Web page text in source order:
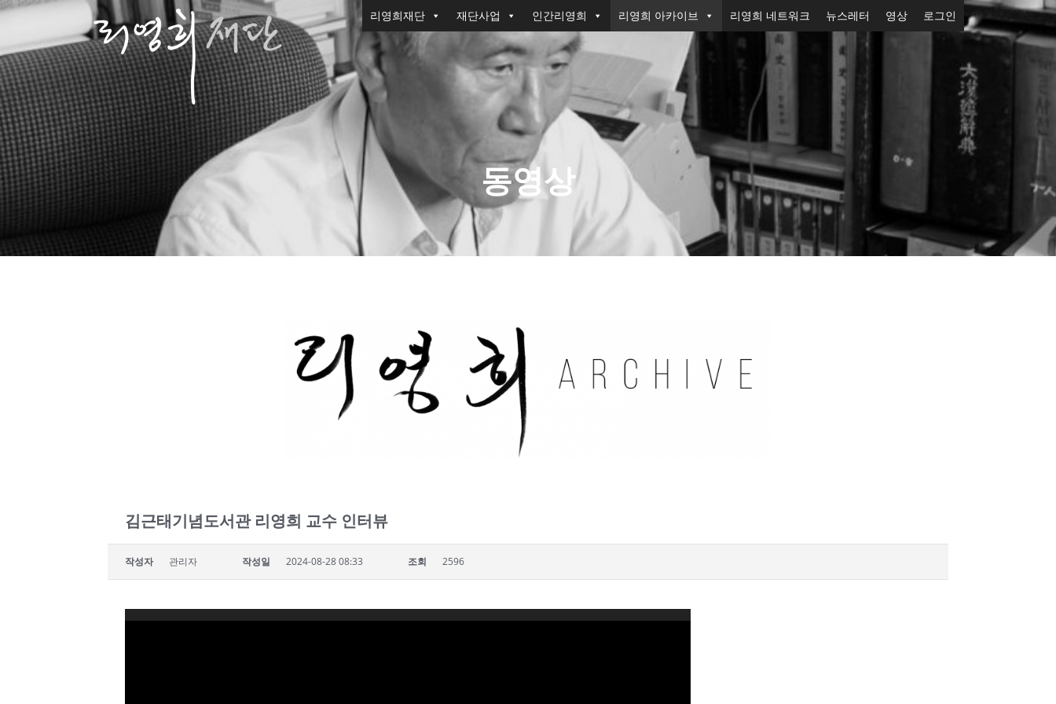
콘
로
바
로
가
기
리영희재단 재단사업 인간리영희 리영희 아카이브 리영희 네트워크 뉴스레터 영상 로그인
동영상
김근태기념도서관 리영희 교수 인터뷰
작성자 관리자 작성일 2024-08-28 08:33 조회 2596
비